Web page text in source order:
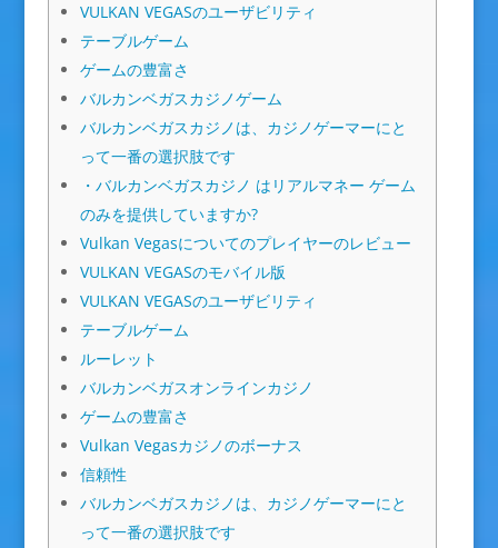
VULKAN VEGASのユーザビリティ
テーブルゲーム
ゲームの豊富さ
バルカンベガスカジノゲーム
バルカンベガスカジノは、カジノゲーマーにと
って一番の選択肢です
・バルカンベガスカジノ はリアルマネー ゲーム
のみを提供していますか?
Vulkan Vegasについてのプレイヤーのレビュー
VULKAN VEGASのモバイル版
VULKAN VEGASのユーザビリティ
テーブルゲーム
ルーレット
バルカンベガスオンラインカジノ
ゲームの豊富さ
Vulkan Vegasカジノのボーナス
信頼性
バルカンベガスカジノは、カジノゲーマーにと
って一番の選択肢です